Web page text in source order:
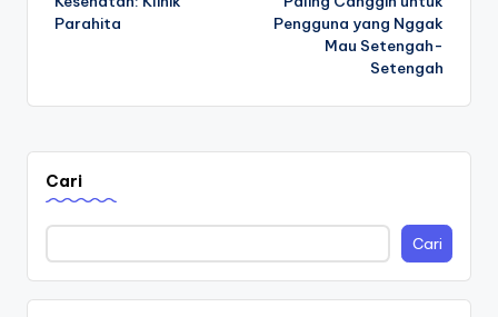
Parahita
Pengguna yang Nggak
Mau Setengah-
Setengah
Cari
Cari